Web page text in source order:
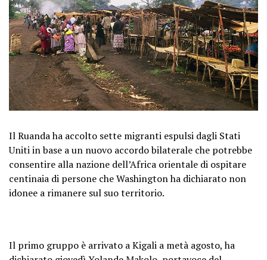
Il Ruanda ha accolto sette migranti espulsi dagli Stati
Uniti in base a un nuovo accordo bilaterale che potrebbe
consentire alla nazione dell’Africa orientale di ospitare
centinaia di persone che Washington ha dichiarato non
idonee a rimanere sul suo territorio.
Il primo gruppo è arrivato a Kigali a metà agosto, ha